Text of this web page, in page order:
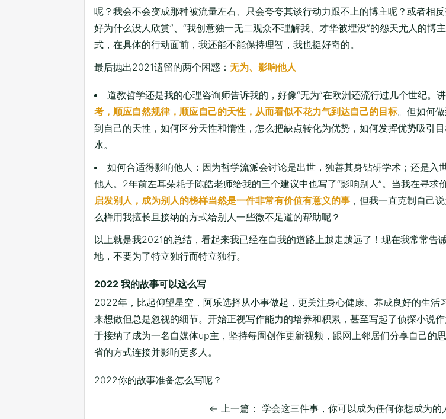
呢？我会不会变成那种被流量左右、只会夸夸其谈行动力跟不上的博主呢？或者相
好为什么没人欣赏”、“我创意独一无二观众不理解我、才华被埋没”的怨天尤人的博
式，在具体的行动面前，我还能不能保持理智，我也挺好奇的。
最后抛出2021遗留的两个困惑： 无为、影响他人
道教哲学还是我的心理咨询师告诉我的，好像“无为”在欧洲还流行过几个世纪。
考，顺应自然规律，顺应自己的天性，从而看似不花力气到达自己的目标。但如何
到自己的天性，如何区分天性和惰性，怎么把缺点转化为优势，如何发挥优势吸引
水。
如何合适得影响他人：因为哲学流派会讨论是出世，独善其身钻研学术；还是入
他人。2年前左耳朵耗子陈皓老师给我的三个建议中也写了“影响别人”。当我在寻求
启发别人，成为别人的榜样当然是一件非常有价值有意义的事 ，但我一直克制自己
么样用我擅长且接纳的方式给别人一些微不足道的帮助呢？
以上就是我2021的总结，看起来我已经在自我的道路上越走越远了！现在我常常告
地，不要为了特立独行而特立独行。
2022 我的故事可以这么写
2022年，比起仰望星空，阿乐选择从小事做起，更关注身心健康、养成良好的生活
来想做但总是忽视的细节。开始正视写作能力的培养和积累，甚至写起了侦探小说
于接纳了成为一名自媒体up主，坚持每周创作更新视频，跟网上邻居们分享自己的
省的方式连接并影响更多人。
2022你的故事准备怎么写呢？
← 上一篇： 学会这三件事，你可以成为任何你想成为的